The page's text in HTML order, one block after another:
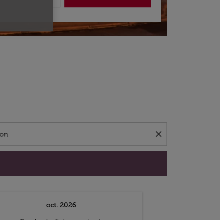
close
oct. 2026